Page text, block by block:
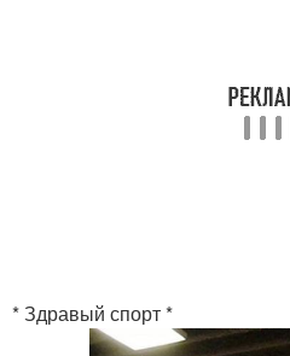
* Здравый спорт *